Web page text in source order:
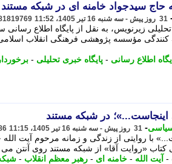
حاج سیدجواد خامنه ای در شبکه مستند
31 روز پیش - سه شنبه 16 تیر 1405، 11:52
زیرنویس، به نقل از پایگاه اطلاع رسانی
کنندگی مؤسسه پژوهشی فرهنگی انقلاب
اطلاع رسانی - پایگاه خبری تحلیلی - برخوردار
در شبکه مستند
- 31 روز پیش - سه شنبه 16 تیر 1405، 11:15
با روایتی از زندگی و زمانه مرحوم آیت
کتاب «روایت آقا» از شبکه مستند روی آنتن می
- آیت الله - خامنه ای - رهبر معظم انقلاب -